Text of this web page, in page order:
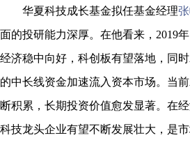
华夏科技成长基金拟任基金经理
面的投研能力深厚。在他看来，2019
经济稳中向好，科创板有望落地，同
的中长线资金加速流入资本市场。当
断积累，长期投资价值愈发显著。在
科技龙头企业有望不断发展壮大，是市